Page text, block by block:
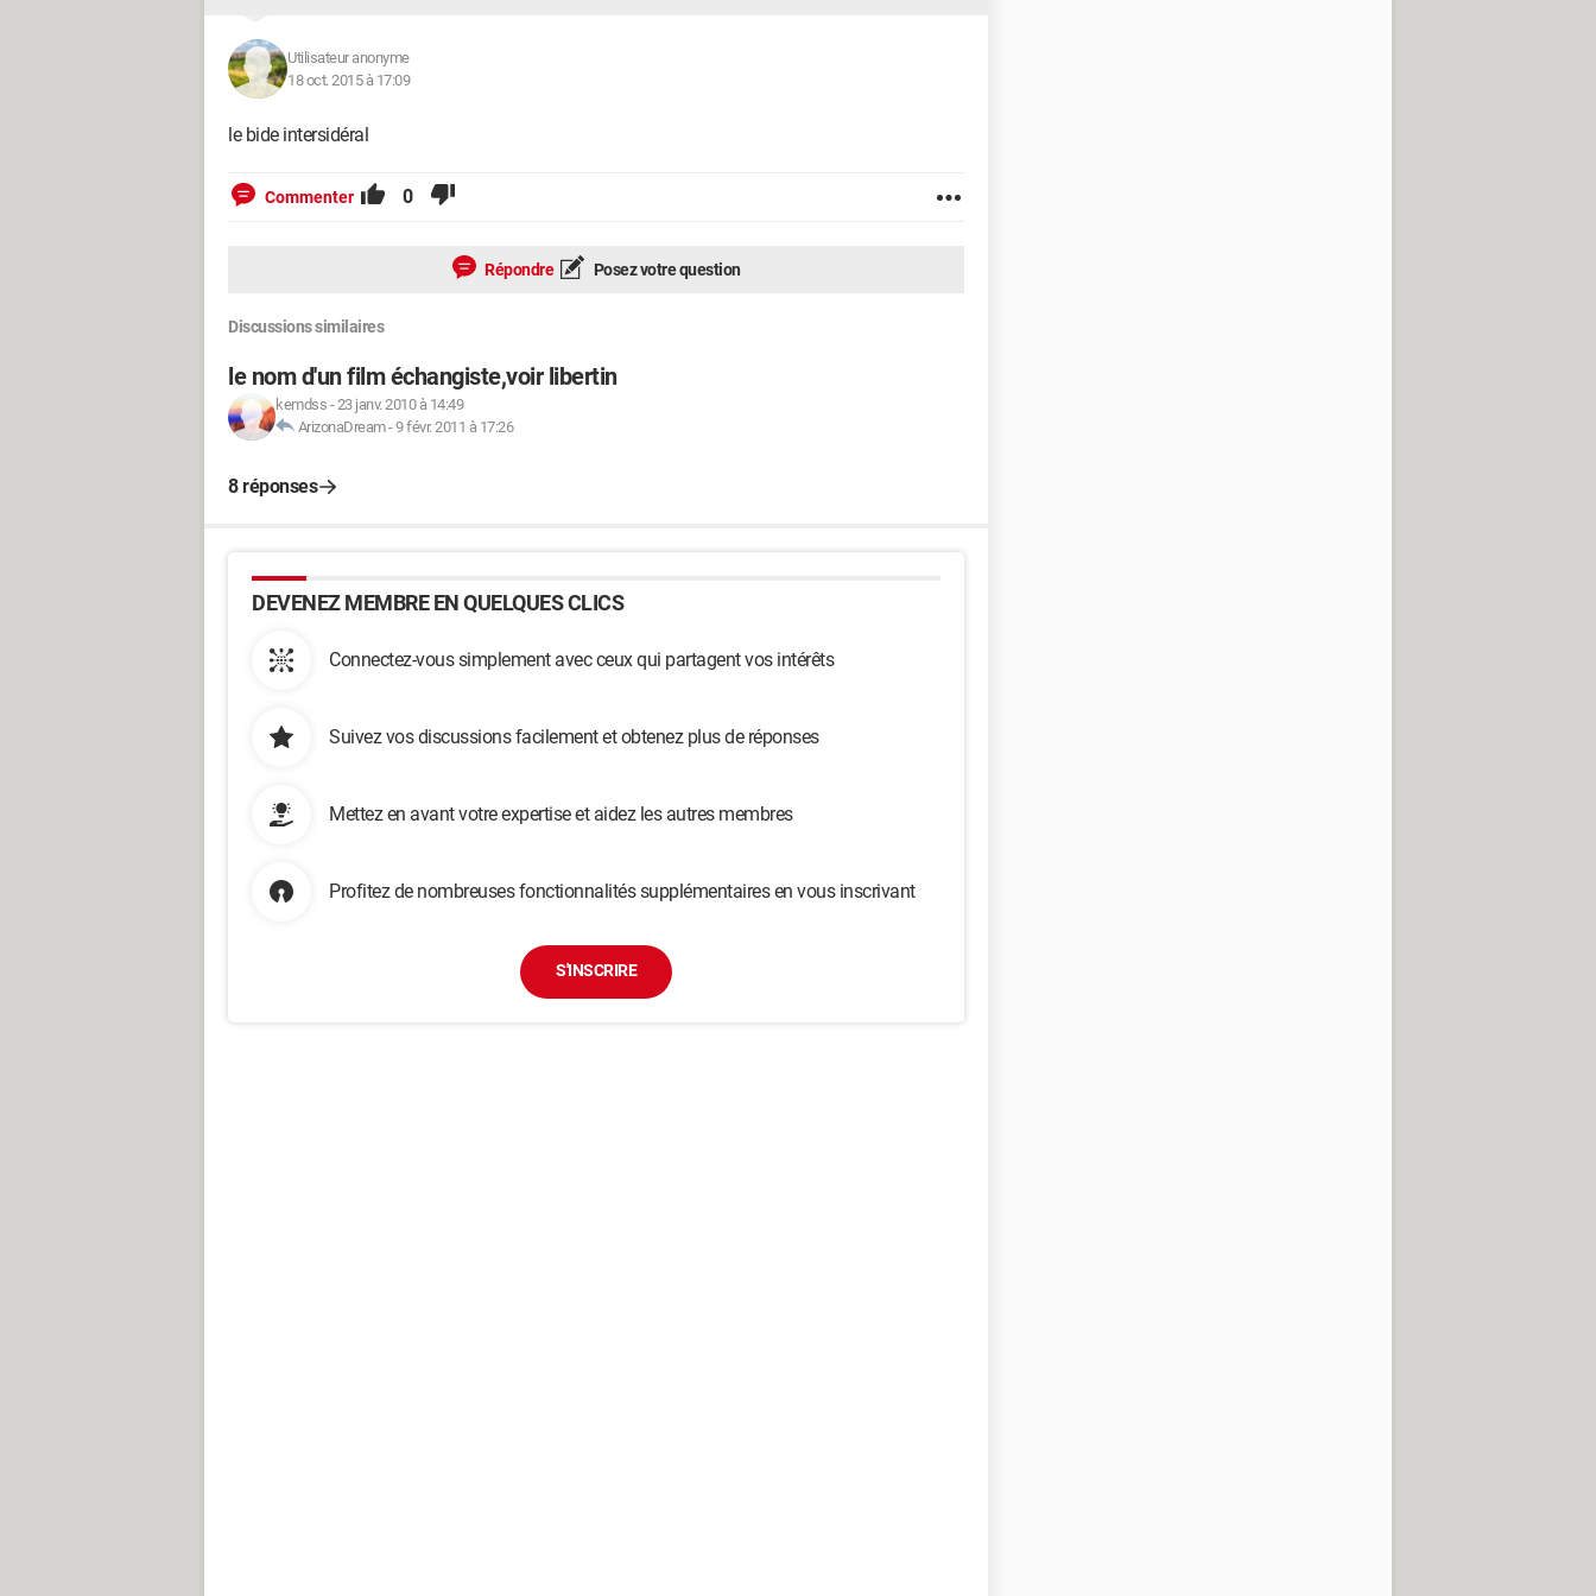
Utilisateur anonyme
18 oct. 2015 à 17:09
le bide intersidéral
Commenter 0
Répondre Posez votre question
Discussions similaires
le nom d'un film échangiste,voir libertin
kemdss -23 janv. 2010 à 14:49
ArizonaDream-9 févr. 2011 à 17:26
8 réponses
DEVENEZ MEMBRE EN QUELQUES CLICS
Connectez-vous simplement avec ceux qui partagent vos intérêts
Suivez vos discussions facilement et obtenez plus de réponses
Mettez en avant votre expertise et aidez les autres membres
Profitez de nombreuses fonctionnalités supplémentaires en vous inscrivant
S'INSCRIRE